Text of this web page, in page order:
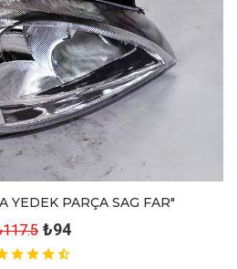
YEDEK PARÇA SAG FAR"
₺94